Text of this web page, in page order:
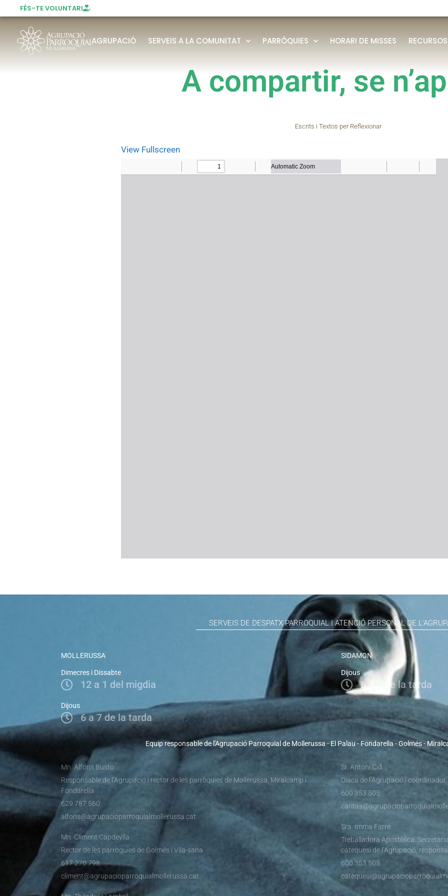
FÉS-TE VOLUNTARI
AGRUPACIÓ SERVEIS A LA COMUNITAT PARRÒQUIES HORARI DE MISSES RECURSOS
A compartir, se
Escrits i Textos per Reflexionar
View Fullscreen
SERVEIS DE DESPATX PARROQUIAL I ATENCIÓ PERSONAL DE
MOLLERUSSA
Dimecres i Dissabte
12 a 1 del migdia
Dijous
6 a 7 de la tarda
SIDAMON
Dijous
6 a 7 de la tarda
Equip responsable de l'Agrupació Parroquial de Mollerussa - El Palau - Fondarella - Golmés -
Mn. Alfons Busto
Responsable de l’Agrupació i rector de les parròquies de Mollerussa, Miralcamp i
Fondarella
629 787 560
alfons@agrupacioparroquialmollerussa.cat
Mn. Climent Capdevila
Rector de les parròquies de Golmés i Vila-sana
617 270 798
climent@agrupacioparroquialmollerussa.cat
Sr. Antoni Cid
Diaca de l’Agrupació i
600 353 505
Sra. Imma Farré
Treballadora Apostòlica.
catequesi de l’Agrupació,
600 353 505